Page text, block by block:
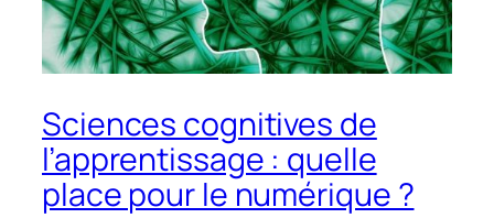
Sciences cognitives de
l’apprentissage : quelle
place pour le numérique ?